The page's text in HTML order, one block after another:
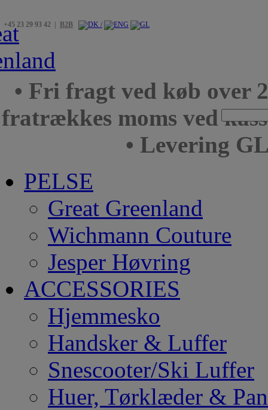
+45 23 29 93 42 | B2B
• Fri fragt ved køb over
fratrækkes moms ved
• Levering
PELSE
Great Greenland
Wichmann Couture
Jesper Høvring
ACCESSORIES
Hjemmesko
Handsker & Luffer
Snescooter/Ski Luffer
Huer, Tørklæder &